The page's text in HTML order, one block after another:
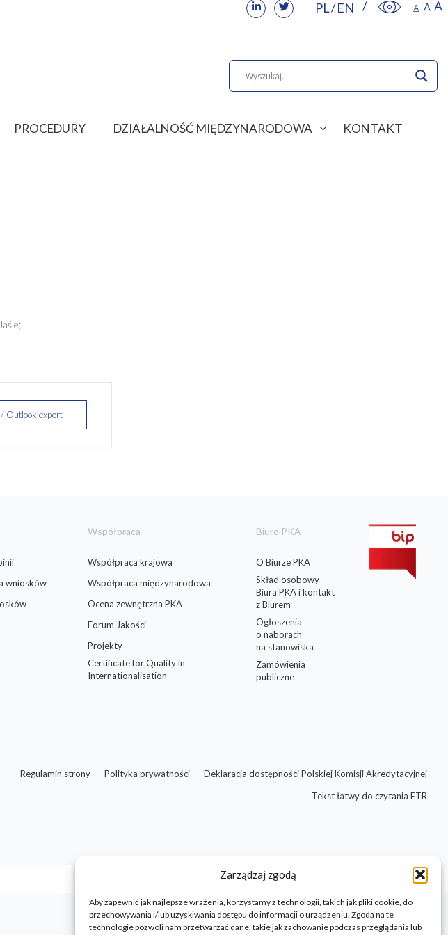
Zarządzaj zgodą
Aby zapewnić jak najlepsze wrażenia, korzystamy z technologii, takich jak pliki cookie, do
przechowywania i/lub uzyskiwania dostępu do informacji o urządzeniu. Zgoda na te
technologie pozwoli nam przetwarzać dane, takie jak zachowanie podczas przeglądania lub
PL EN
PROCEDURY DZIAŁALNOŚĆ MIĘDZYNARODOWA KONTAKT
Outlook export
wniosków
Współpraca
Współpraca krajowa
Współpraca międzynarodowa
Ocena zewnętrzna PKA
Forum Jakości
Projekty
Certificate for Quality in
Internationalisation
Biuro PKA
O Biurze PKA
Skład osobowy
Biura PKA i kontakt
z Biurem
Ogłoszenia
o naborach
na stanowiska
Zamówienia
publiczne
Regulamin strony Polityka prywatności
Deklaracja dostępności Polskiej Komisji Akredytacyjnej
Tekst łatwy do czytania ETR